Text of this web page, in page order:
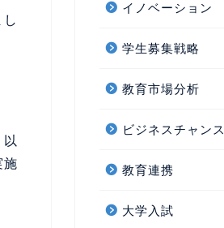
施
イノベーション
学生募集戦略
教育市場分析
ビジネスチャンス
教育連携
大学入試